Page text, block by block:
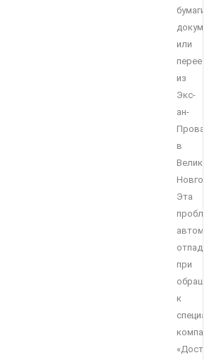
бумаги,
или
переезд
из
Экс-
ан-
Прованс
в
Великий
Эта
при
к